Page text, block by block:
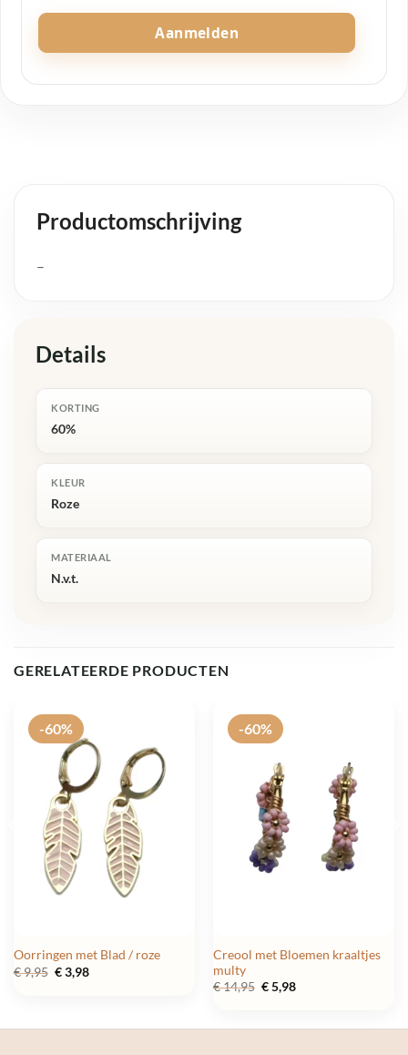
Aanmelden
Productomschrijving
–
Details
KORTING
60%
KLEUR
Roze
MATERIAAL
N.v.t.
GERELATEERDE PRODUCTEN
-60%
Oorringen met Blad / roze
€9,95 Oorspronkelijke
prijs
€3,98Huidige
-60%
Creool met Bloemen kraaltjes
multy
€14,95 Oorspronkelijke
prijs
€5,98Huidige